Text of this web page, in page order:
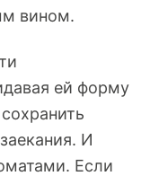
вином.
ей форму
И
Если